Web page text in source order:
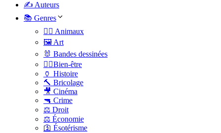
✍️ Auteurs
📚 Genres
🐕‍🦺 Animaux
🖼️ Art
🐰 Bandes dessinées
🧑‍⚕️Bien-être
🏺 Histoire
🔨 Bricolage
🎥 Cinéma
🔫 Crime
⚖️ Droit
⚖️ Économie
🛐 Ésotérisme